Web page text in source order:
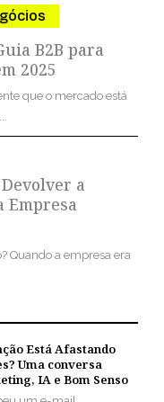
B2B para
2025
que o mercado está
a
Empresa
Quando a empresa era
Está Afastando
Uma conversa
IA e Bom Senso